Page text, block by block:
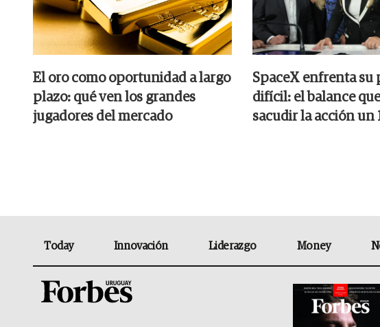
El oro como oportunidad a largo
plazo: qué ven los grandes
jugadores del mercado
SpaceX enfrenta su
difícil: el balance
sacudir la acción un
Today Innovación Liderazgo Money